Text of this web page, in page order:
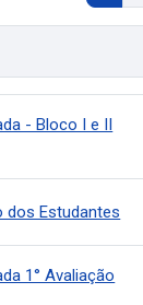
- Bloco I e II
dos Estudantes
1° Avaliação